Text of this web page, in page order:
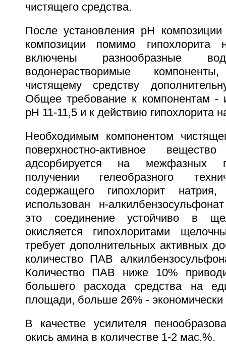
чистящего средства.
После установления рН
композиции помимо гипохлорита
включены разнообразные
водонерастворимые
чистящему средству
Общее требование к компонентам -
рН 11-11,5 и к действию гипохлорита
Необходимым компонентом
поверхностно-активное
адсорбируется на межфазных
получении гелеобразного
содержащего гипохлорит
использован н-
это соединение устойчиво в
окисляется гипохлоритами
требует дополнительных активных
количество ПАВ
Количество ПАВ ниже 10%
большего расхода средства на
площади, больше 26% - экономически
В качестве усилителя
окись амина в количестве 1-2 мас.%.